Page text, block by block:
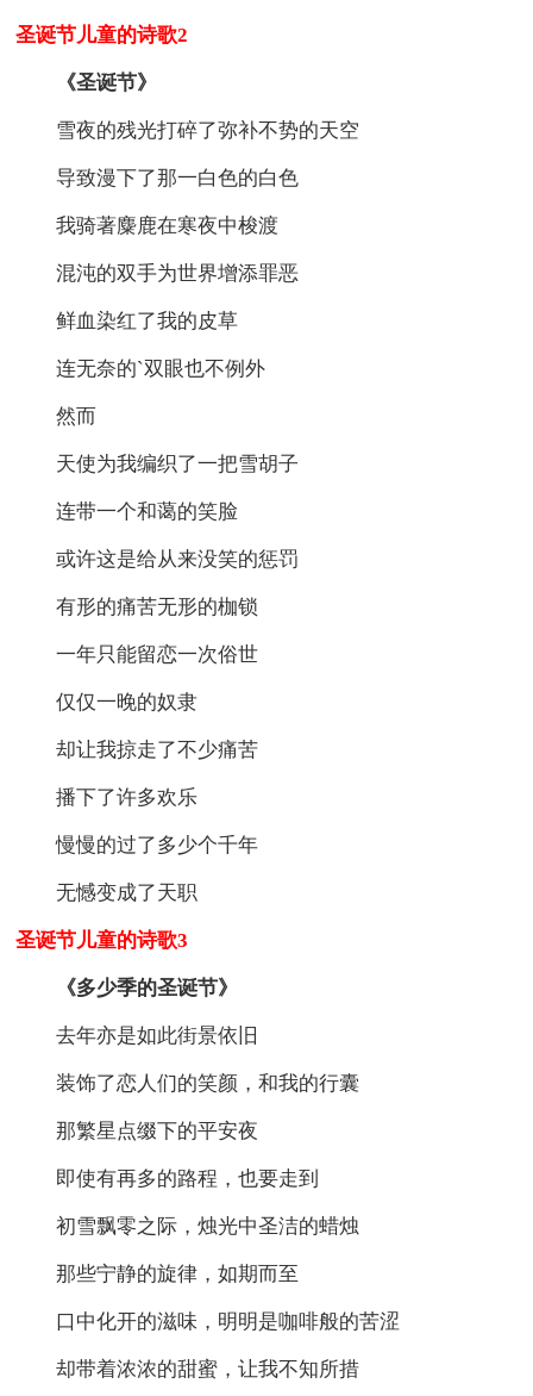
圣诞节儿童的诗歌2
《圣诞节》
雪夜的残光打碎了弥补不势的天空
导致漫下了那一白色的白色
我骑著麋鹿在寒夜中梭渡
混沌的双手为世界增添罪恶
鲜血染红了我的皮草
连无奈的`双眼也不例外
然而
天使为我编织了一把雪胡子
连带一个和蔼的笑脸
或许这是给从来没笑的惩罚
有形的痛苦无形的枷锁
一年只能留恋一次俗世
仅仅一晚的奴隶
却让我掠走了不少痛苦
播下了许多欢乐
慢慢的过了多少个千年
无憾变成了天职
圣诞节儿童的诗歌3
《多少季的圣诞节》
去年亦是如此街景依旧
装饰了恋人们的笑颜，和我的行囊
那繁星点缀下的平安夜
即使有再多的路程，也要走到
初雪飘零之际，烛光中圣洁的蜡烛
那些宁静的旋律，如期而至
口中化开的滋味，明明是咖啡般的苦涩
却带着浓浓的甜蜜，让我不知所措